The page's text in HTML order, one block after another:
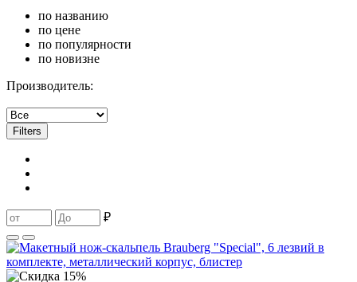
по названию
по цене
по популярности
по новизне
Производитель:
Filters
₽